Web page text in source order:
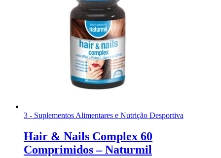
3 - Suplementos Alimentares e Nutrição Desportiva
Hair & Nails Complex 60
Comprimidos – Naturmil